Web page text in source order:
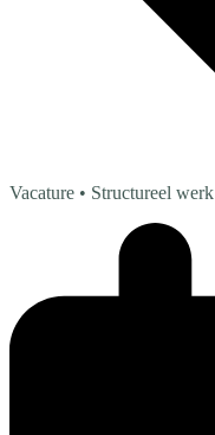
Vacature • Structureel werk